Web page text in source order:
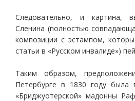
Следовательно, и картина,
Сленина (полностью
композиции с эстампом,
статьи в «Русском инвалиде»)
Таким образом,
Петербурге в 1830 году была
«Бриджуотерской» мадонны